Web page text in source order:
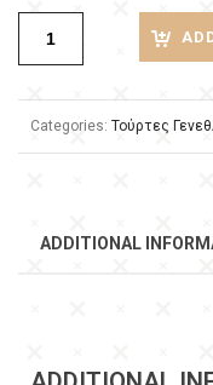
Categories: Τούρτες
ADDITIONAL